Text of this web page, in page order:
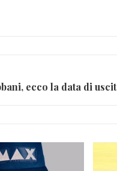
ecco la data di